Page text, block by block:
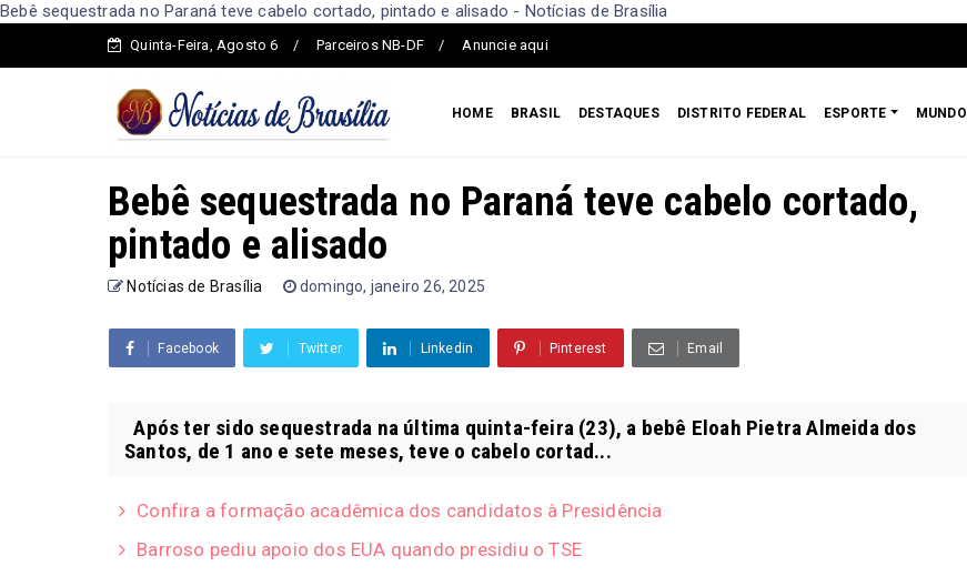
Bebê sequestrada no Paraná teve cabelo cortado, pintado e alisado - Notícias de Brasília
Quinta-Feira, Agosto 6 Parceiros NB-DF Anuncie aqui
HOME BRASIL DESTAQUES DISTRITO FEDERAL ESPORTE MUNDO
Bebê sequestrada no Paraná teve cabelo cortado,
pintado e alisado
Notícias de Brasília domingo, janeiro 26, 2025
Facebook Twitter Linkedin Pinterest Email
Após ter sido sequestrada na última quinta-feira (23), a bebê Eloah Pietra Almeida dos
Santos, de 1 ano e sete meses, teve o cabelo cortad...
Confira a formação acadêmica dos candidatos à Presidência
Barroso pediu apoio dos EUA quando presidiu o TSE